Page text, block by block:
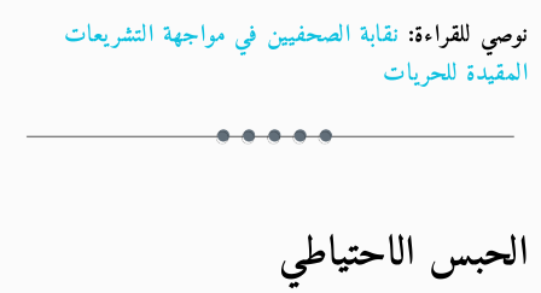
نوصي للقراءة: نقابة الصحفيين في مواجهة التشريعات
المقيدة للحريات
الحبس الاحتياطي